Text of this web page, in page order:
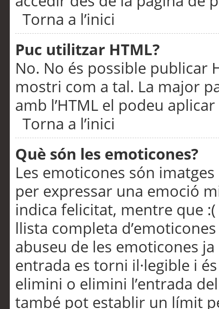
Torna a l’inici
Puc utilitzar HTML?
No. No és possible publicar
mostri com a tal. La major
amb l’HTML el podeu
Torna a l’inici
Què són les emoticones?
Les emoticones són
per expressar una emoció
indica felicitat, mentre que
llista completa
abuseu de les emoticones
entrada es torni il·legible i
elimini o elimini l’entrada
també pot establir un límit